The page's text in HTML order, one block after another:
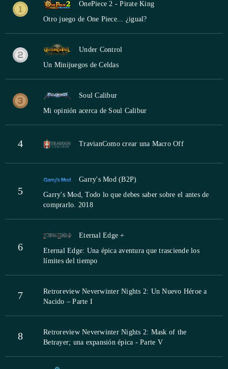
OnePiece 2 - Pirate King
Otro juego de One Piece... ¿igual?
Under Control
Un Minijuegos de Celdas
Soul Calibur
Mi opinión acerca de Soul Calibur
4 TravianComo crear una Macro Off
5
Garry's Mod (B2P)
Garry's Mod, Todo lo que debes saber sobre el antes de
comprarlo. 2018
6
Eternal Edge +
Eternal Edge: Una épica aventura que trasciende los
límites del tiempo
7
Retroreview Neverwinter Nights 2: Un Nuevo Héroe a
Nacido – Parte I
8
Retroreview Neverwinter Nights 2: Mask of the
Betrayer; una expansión épica - Parte V